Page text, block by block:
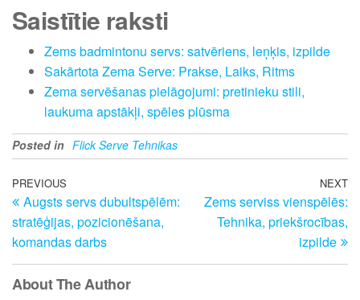
Saistītie raksti
Zems badmintonu servs: satvēriens, leņķis, izpilde
Sakārtota Zema Serve: Prakse, Laiks, Ritms
Zema servēšanas pielāgojumi: pretinieku stili,
laukuma apstākļi, spēles plūsma
Posted in Flick Serve Tehnikas
Post
navigation
Previous
Post
PREVIOUS
Augsts servs dubultspēlēm:
stratēģijas, pozicionēšana,
komandas darbs
NEXT
Zems serviss vienspēlēs:
Tehnika, priekšrocības,
izpilde
About The Author